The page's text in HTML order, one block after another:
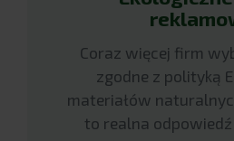
Coraz więcej firm
zgodne z polityką
materiałów
to realna